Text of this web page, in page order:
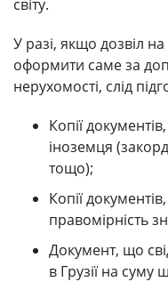
світу.
У разі, якщо дозвіл
оформити саме за
нерухомості, слід
Копії
іноземця
тощо);
Копії
правомірність
Документ, що
в Грузії на